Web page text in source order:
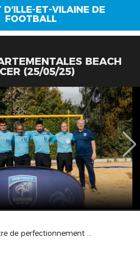
D'ILLE-ET-VILAINE DE
FOOTBALL
BEACH
(25/05/25)
Centre de perfectionnement GDB au Rheu